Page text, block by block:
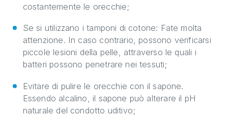
costantemente le orecchie;
Se si utilizzano i tamponi di cotone: Fate molta
attenzione. In caso contrario, possono verificarsi
piccole lesioni della pelle, attraverso le quali i
batteri possono penetrare nei tessuti;
Evitare di pulire le orecchie con il sapone.
Essendo alcalino, il sapone può alterare il pH
naturale del condotto uditivo;